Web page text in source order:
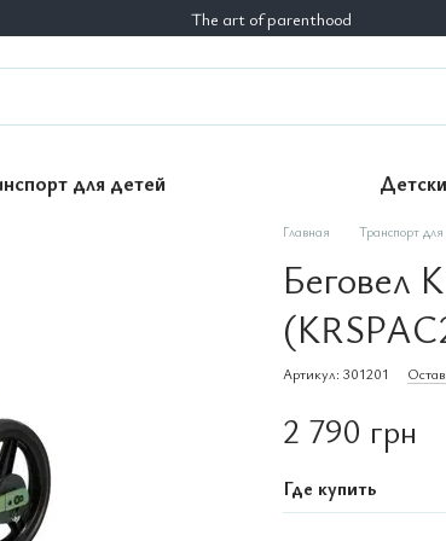
The art of parenthood
для детей
Главная Транспорт для
Беговел
Артикул: 301201
2 790 грн
Где купить